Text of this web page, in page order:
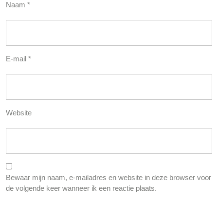
Naam *
E-mail *
Website
Bewaar mijn naam, e-mailadres en website in deze browser voor
de volgende keer wanneer ik een reactie plaats.